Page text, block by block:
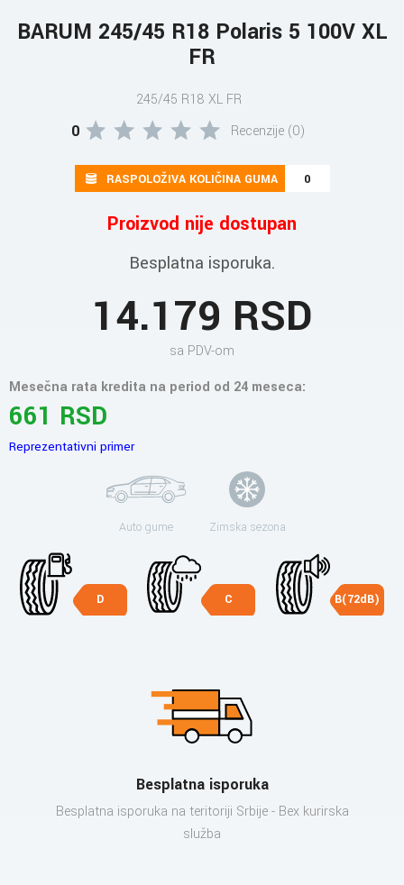
BARUM 245/45 R18 Polaris 5 100V XL
FR
245/45 R18 XL FR
0 Recenzije (0)
RASPOLOŽIVA KOLIČINA GUMA 0
Proizvod nije dostupan
Besplatna isporuka.
14.179 RSD
sa PDV-om
Mesečna rata kredita na period od 24 meseca:
661 RSD
Reprezentativni primer
Auto gume Zimska sezona
D C B(72dB)
Besplatna isporuka
Besplatna isporuka na teritoriji Srbije - Bex kurirska
služba